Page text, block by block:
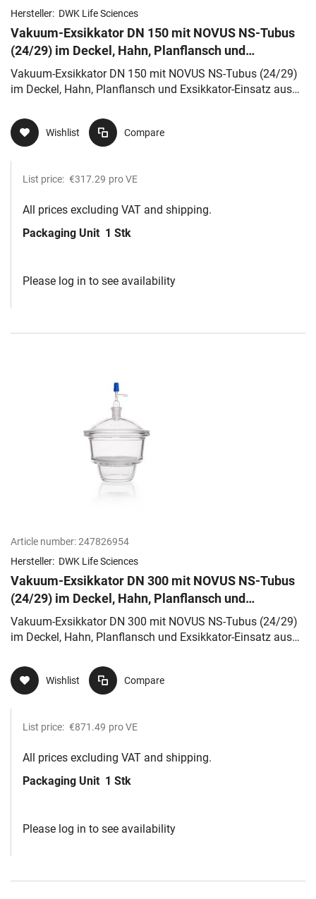
Hersteller: DWK Life Sciences
Vakuum-Exsikkator DN 150 mit NOVUS NS-Tubus
(24/29) im Deckel, Hahn, Planflansch und
Exsikkator-Einsatz aus Porzellan
Vakuum-Exsikkator DN 150 mit NOVUS NS-Tubus (24/29)
im Deckel, Hahn, Planflansch und Exsikkator-Einsatz aus
Wishlist Compare
List price: €317.29 pro VE
All prices excluding VAT and shipping.
Packaging Unit 1 Stk
Please log in to see availability
Article number:247826954
Hersteller: DWK Life Sciences
Vakuum-Exsikkator DN 300 mit NOVUS NS-Tubus
(24/29) im Deckel, Hahn, Planflansch und
Exsikkator-Einsatz aus Porzellan
Vakuum-Exsikkator DN 300 mit NOVUS NS-Tubus (24/29)
im Deckel, Hahn, Planflansch und Exsikkator-Einsatz aus
Wishlist Compare
List price: €871.49 pro VE
All prices excluding VAT and shipping.
Packaging Unit 1 Stk
Please log in to see availability